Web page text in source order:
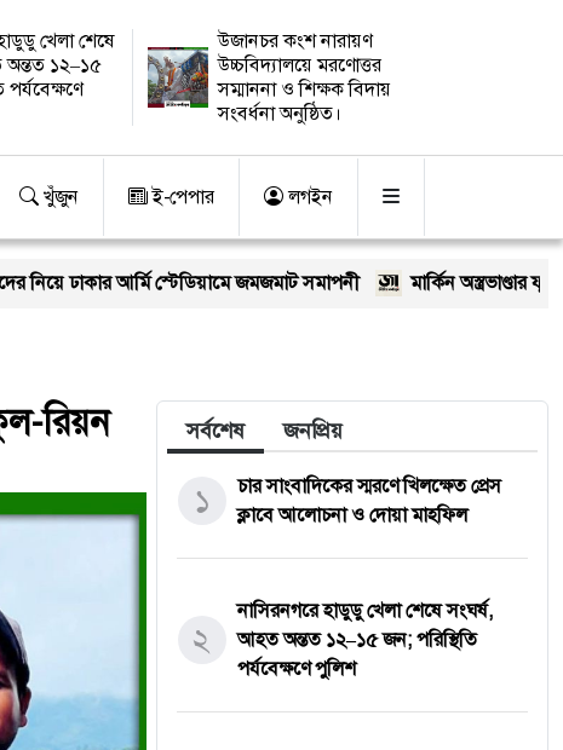
খেলা শেষে
১২–১৫
পর্যবেক্ষণে
উজানচর কংশ নারায়ণ
উচ্চবিদ্যালয়ে মরণোত্তর
সম্মাননা ও শিক্ষক বিদায়
সংবর্ধনা অনুষ্ঠিত।
খুঁজুন ই-পেপার লগইন
স্টেডিয়ামে জমজমাট সমাপনী মার্কিন অস্ত্রভাণ্ডার ফুরিয়ে আসছে?
রিয়ন সর্বশেষ জনপ্রিয়
১
চার সাংবাদিকের স্মরণে খিলক্ষেত প্রেস
ক্লাবে আলোচনা ও দোয়া মাহফিল
২
নাসিরনগরে হাডুডু খেলা শেষে সংঘর্ষ,
আহত অন্তত ১২–১৫ জন; পরিস্থিতি
পর্যবেক্ষণে পুলিশ